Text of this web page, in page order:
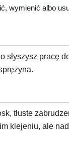
wymienić albo
słyszysz pracę
tłuste
klejeniu, ale